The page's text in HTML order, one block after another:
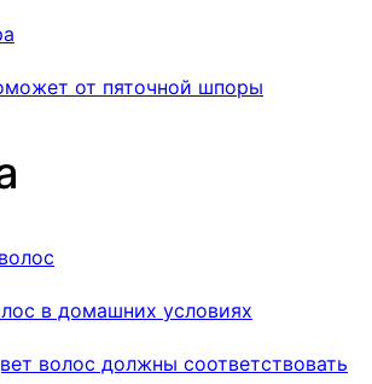
от пяточной шпоры
в домашних условиях